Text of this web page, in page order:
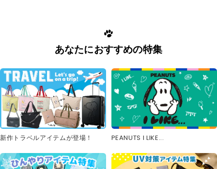
あなたにおすすめの特集
新作トラベルアイテムが登場！ PEANUTS I LIKE...